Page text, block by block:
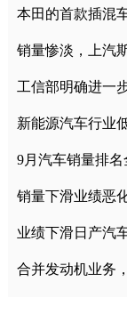
本田的首款插混
销量惨淡，上汽
工信部明确进一
新能源汽车行业
9月汽车销量排
销量下滑业绩恶
业绩下滑日产汽
合并发动机业务